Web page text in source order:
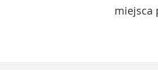
miejsca